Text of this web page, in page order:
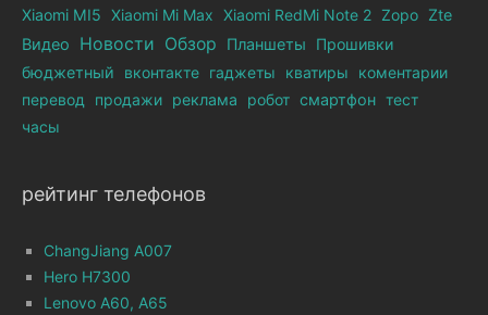
Xiaomi MI5 Xiaomi Mi Max Xiaomi RedMi Note 2 Zopo Zte
Видео Новости Обзор Планшеты
Прошивки
бюджетный
вконтакте гаджеты кватиры
коментарии
перевод продажи реклама робот смартфон тест
часы
рейтинг телефонов
ChangJiang A007
Hero H7300
Lenovo A60, A65